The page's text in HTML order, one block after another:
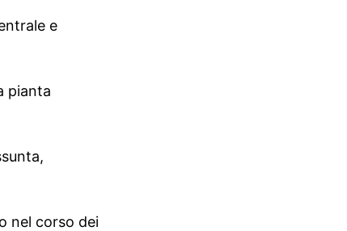
e
pianta
nel corso dei